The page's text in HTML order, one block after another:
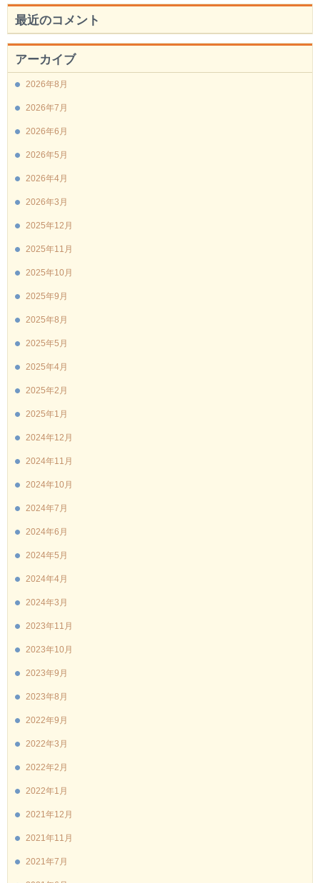
最近のコメント
アーカイブ
2026年8月
2026年7月
2026年6月
2026年5月
2026年4月
2026年3月
2025年12月
2025年11月
2025年10月
2025年9月
2025年8月
2025年5月
2025年4月
2025年2月
2025年1月
2024年12月
2024年11月
2024年10月
2024年7月
2024年6月
2024年5月
2024年4月
2024年3月
2023年11月
2023年10月
2023年9月
2023年8月
2022年9月
2022年3月
2022年2月
2022年1月
2021年12月
2021年11月
2021年7月